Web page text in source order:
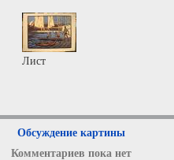
Лист
Обсуждение картины
Комментариев пока нет